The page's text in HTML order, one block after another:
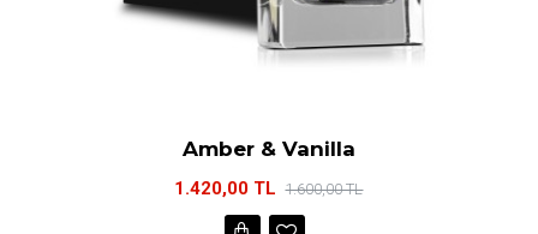
Amber & Vanilla
1.420,00 TL 1.600,00 TL